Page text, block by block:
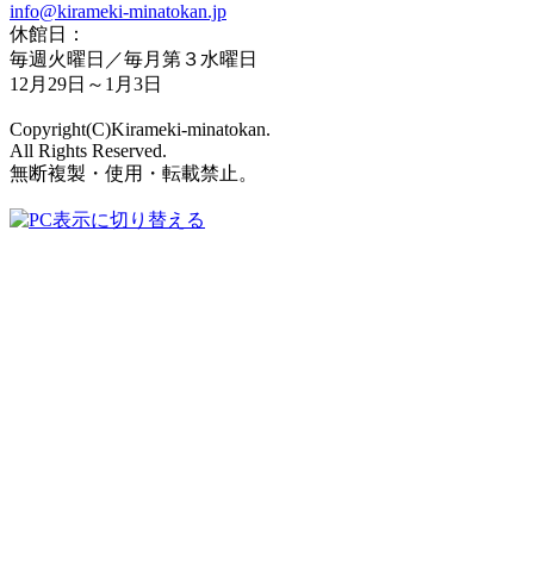
info@kirameki-minatokan.jp
休館日：
毎週火曜日／毎月第３水曜日
12月29日～1月3日
Copyright(C)Kirameki-minatokan.
All Rights Reserved.
無断複製・使用・転載禁止。